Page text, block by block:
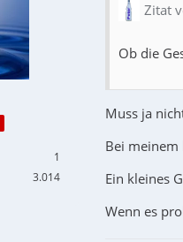
1
3.014
Zitat
Ob die
Muss ja
Bei meinem
Ein kleines
Wenn es